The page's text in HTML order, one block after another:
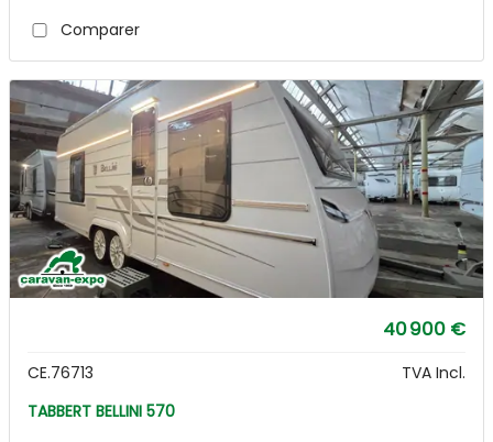
Comparer
40 900 €
CE.76713
TVA Incl.
TABBERT BELLINI 570